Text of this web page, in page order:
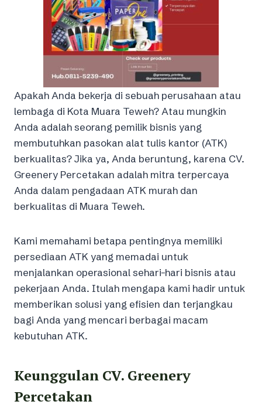
Apakah Anda bekerja di sebuah perusahaan atau
lembaga di Kota Muara Teweh? Atau mungkin
Anda adalah seorang pemilik bisnis yang
membutuhkan pasokan alat tulis kantor (ATK)
berkualitas? Jika ya, Anda beruntung, karena CV.
Greenery Percetakan adalah mitra terpercaya
Anda dalam pengadaan ATK murah dan
berkualitas di Muara Teweh.
Kami memahami betapa pentingnya memiliki
persediaan ATK yang memadai untuk
menjalankan operasional sehari-hari bisnis atau
pekerjaan Anda. Itulah mengapa kami hadir untuk
memberikan solusi yang efisien dan terjangkau
bagi Anda yang mencari berbagai macam
kebutuhan ATK.
Keunggulan CV. Greenery
Percetakan